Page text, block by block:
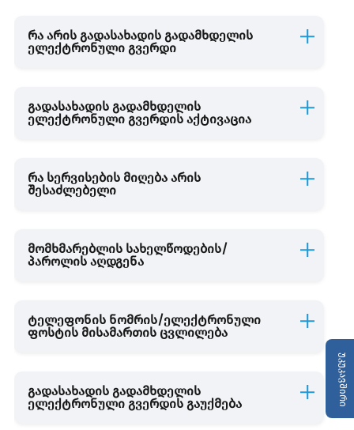
უკუკავშირი
რა არის გადასახადის გადამხდელის
ელექტრონული გვერდი
გადასახადის გადამხდელის
ელექტრონული გვერდის აქტივაცია
რა სერვისების მიღება არის
შესაძლებელი
მომხმარებლის სახელწოდების/
პაროლის აღდგენა
ტელეფონის ნომრის/ელექტრონული
ფოსტის მისამართის ცვლილება
გადასახადის გადამხდელის
ელექტრონული გვერდის გაუქმება